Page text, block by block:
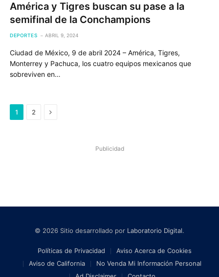
América y Tigres buscan su pase a la
semifinal de la Conchampions
DEPORTES ABRIL 9, 2024
Ciudad de México, 9 de abril 2024 – América, Tigres,
Monterrey y Pachuca, los cuatro equipos mexicanos que
sobreviven en…
1 2 Next
Publicidad
© 2026 Sitio desarrollado por Laboratorio Digital.
Políticas de Privacidad
Aviso Acerca de Cookies
Aviso de California
No Venda Mi Información Personal